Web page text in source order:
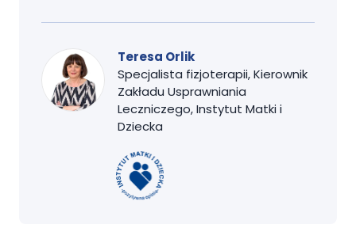
Teresa Orlik
Specjalista fizjoterapii, Kierownik
Zakładu Usprawniania
Leczniczego, Instytut Matki i
Dziecka